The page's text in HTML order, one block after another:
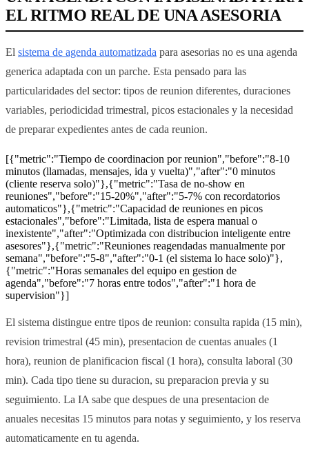
EL RITMO REAL DE UNA ASESORIA
El sistema de agenda automatizada para asesorias no es una agenda
generica adaptada con un parche. Esta pensado para las
particularidades del sector: tipos de reunion diferentes, duraciones
variables, periodicidad trimestral, picos estacionales y la necesidad
de preparar expedientes antes de cada reunion.
[{"metric":"Tiempo de coordinacion por reunion","before":"8-10
minutos (llamadas, mensajes, ida y vuelta)","after":"0 minutos
(cliente reserva solo)"},{"metric":"Tasa de no-show en
reuniones","before":"15-20%","after":"5-7% con recordatorios
automaticos"},{"metric":"Capacidad de reuniones en picos
estacionales","before":"Limitada, lista de espera manual o
inexistente","after":"Optimizada con distribucion inteligente entre
asesores"},{"metric":"Reuniones reagendadas manualmente por
semana","before":"5-8","after":"0-1 (el sistema lo hace solo)"},
{"metric":"Horas semanales del equipo en gestion de
agenda","before":"7 horas entre todos","after":"1 hora de
supervision"}]
El sistema distingue entre tipos de reunion: consulta rapida (15 min),
revision trimestral (45 min), presentacion de cuentas anuales (1
hora), reunion de planificacion fiscal (1 hora), consulta laboral (30
min). Cada tipo tiene su duracion, su preparacion previa y su
seguimiento. La IA sabe que despues de una presentacion de
anuales necesitas 15 minutos para notas y seguimiento, y los reserva
automaticamente en tu agenda.